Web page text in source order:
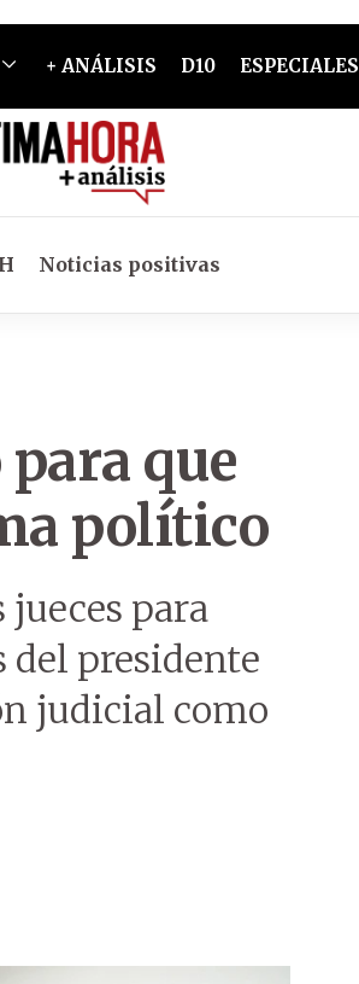
+ ANÁLISIS D10 ESPECIALES
Noticias positivas
que
político
para
del presidente
judicial como